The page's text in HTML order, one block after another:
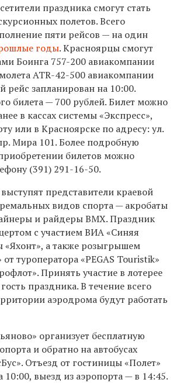
праздника смогут стать
полетов. Всего
пяти рейсов — на один
годы. Красноярцы смогут
Боинга 757-200 авиакомпании
ATR-42-500 авиакомпании
рейс запланирован на 10:00.
билета — 700 рублей. Билет можно
в кассах системы «Экспресс»,
или в Красноярске по адресу: ул.
Мира 101. Более подробную
билетов можно
(391) 291-16-50.
представители краевой
видов спорта — акробаты
и райдеры ВМХ. Праздник
с участием ВИА «Синяя
«Яхонт», а также розыгрышем
туроператора «PEGAS Touristik»
Принять участие в лотерее
праздника. В течение всего
аэродрома будут работать
организует бесплатную
и обратно на автобусах
Отъезд от гостиницы «Полет»
10:00, выезд из аэропорта — в 14:45.